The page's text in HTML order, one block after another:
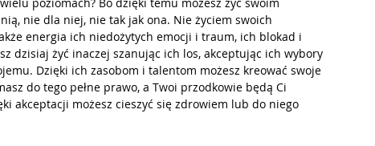
poziomach? Bo dzięki temu możesz żyć swoim
nie dla niej, nie tak jak ona. Nie życiem swoich
energia ich niedożytych emocji i traum, ich blokad i
dzisiaj żyć inaczej szanując ich los, akceptując ich wybory
Dzięki ich zasobom i talentom możesz kreować swoje
do tego pełne prawo, a Twoi przodkowie będą Ci
akceptacji możesz cieszyć się zdrowiem lub do niego